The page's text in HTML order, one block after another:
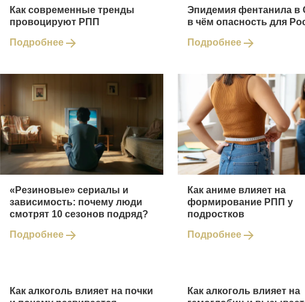
Как современные тренды
провоцируют РПП
Подробнее
Эпидемия фентанила
в чём опасность для
Подробнее
«Резиновые» сериалы и
зависимость: почему люди
смотрят 10 сезонов подряд?
Подробнее
Как аниме влияет на
формирование РПП у
подростков
Подробнее
Как алкоголь влияет на почки
Как алкоголь влияет на